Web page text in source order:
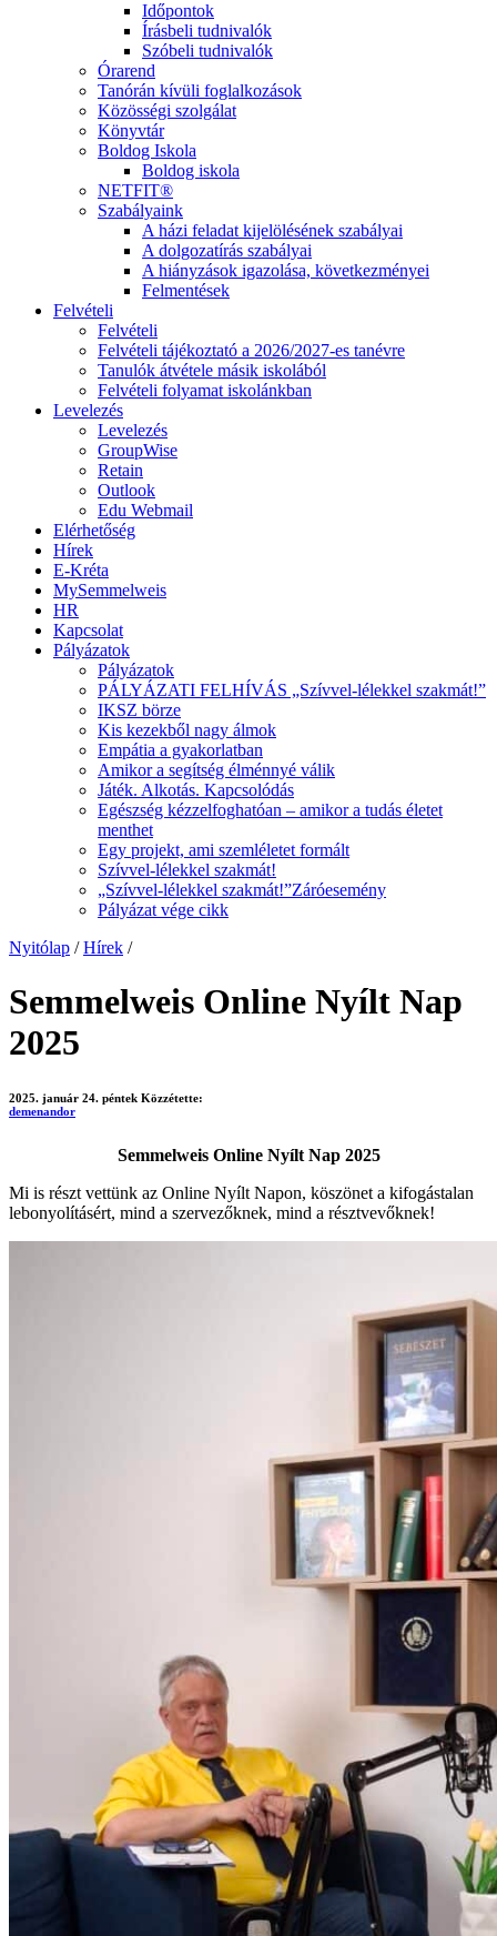
Időpontok
Írásbeli tudnivalók
Szóbeli tudnivalók
Órarend
Tanórán kívüli foglalkozások
Közösségi szolgálat
Könyvtár
Boldog Iskola
Boldog iskola
NETFIT®
Szabályaink
A házi feladat kijelölésének szabályai
A dolgozatírás szabályai
A hiányzások igazolása, következményei
Felmentések
Felvételi
Felvételi
Felvételi tájékoztató a 2026/2027-es tanévre
Tanulók átvétele másik iskolából
Felvételi folyamat iskolánkban
Levelezés
Levelezés
GroupWise
Retain
Outlook
Edu Webmail
Elérhetőség
Hírek
E-Kréta
MySemmelweis
HR
Kapcsolat
Pályázatok
Pályázatok
PÁLYÁZATI FELHÍVÁS „Szívvel-lélekkel szakmát!”
IKSZ börze
Kis kezekből nagy álmok
Empátia a gyakorlatban
Amikor a segítség élménnyé válik
Játék. Alkotás. Kapcsolódás
Egészség kézzelfoghatóan – amikor a tudás életet
menthet
Egy projekt, ami szemléletet formált
Szívvel-lélekkel szakmát!
„Szívvel-lélekkel szakmát!”Záróesemény
Pályázat vége cikk
Nyitólap / Hírek /
Semmelweis Online Nyílt Nap
2025
2025. január 24. péntek Közzétette:
demenandor
Semmelweis Online Nyílt Nap 2025
Mi is részt vettünk az Online Nyílt Napon, köszönet a kifogástalan
lebonyolításért, mind a szervezőknek, mind a résztvevőknek!